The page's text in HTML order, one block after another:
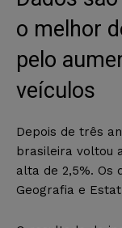
o melhor
pelo
veículos
Depois de três
brasileira voltou
alta de 2,5%. Os
Geografia e